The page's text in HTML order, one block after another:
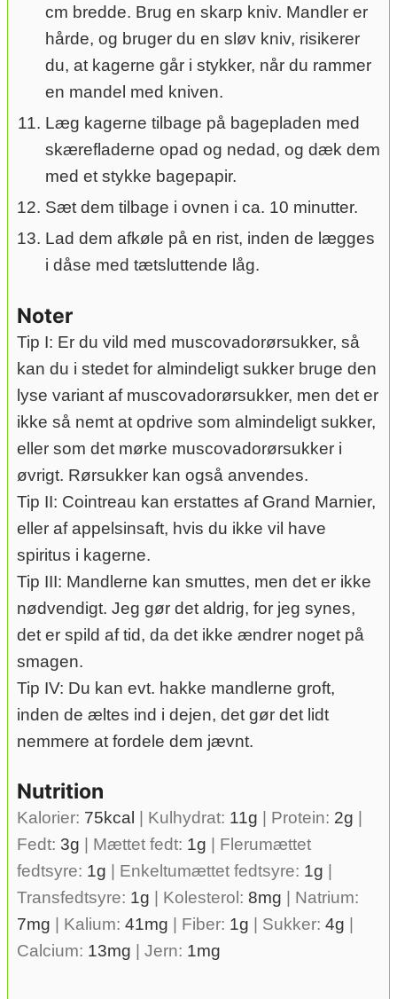
cm bredde. Brug en skarp kniv. Mandler er
hårde, og bruger du en sløv kniv, risikerer
du, at kagerne går i stykker, når du rammer
en mandel med kniven.
Læg kagerne tilbage på bagepladen med
skærefladerne opad og nedad, og dæk dem
med et stykke bagepapir.
Sæt dem tilbage i ovnen i ca. 10 minutter.
Lad dem afkøle på en rist, inden de lægges
i dåse med tætsluttende låg.
Noter
Tip I: Er du vild med muscovadorørsukker, så
kan du i stedet for almindeligt sukker bruge den
lyse variant af muscovadorørsukker, men det er
ikke så nemt at opdrive som almindeligt sukker,
eller som det mørke muscovadorørsukker i
øvrigt. Rørsukker kan også anvendes.
Tip II: Cointreau kan erstattes af Grand Marnier,
eller af appelsinsaft, hvis du ikke vil have
spiritus i kagerne.
Tip III: Mandlerne kan smuttes, men det er ikke
nødvendigt. Jeg gør det aldrig, for jeg synes,
det er spild af tid, da det ikke ændrer noget på
smagen.
Tip IV: Du kan evt. hakke mandlerne groft,
inden de æltes ind i dejen, det gør det lidt
nemmere at fordele dem jævnt.
Nutrition
Kalorier: 75kcal Kulhydrat: 11g Protein: 2g
Fedt: 3g Mættet fedt: 1g
Flerumættet
fedtsyre: 1g Enkeltumættet fedtsyre: 1g
Transfedtsyre: 1g Kolesterol: 8mg
Natrium:
7mg Kalium: 41mg Fiber: 1g Sukker: 4g
Calcium: 13mg Jern: 1mg